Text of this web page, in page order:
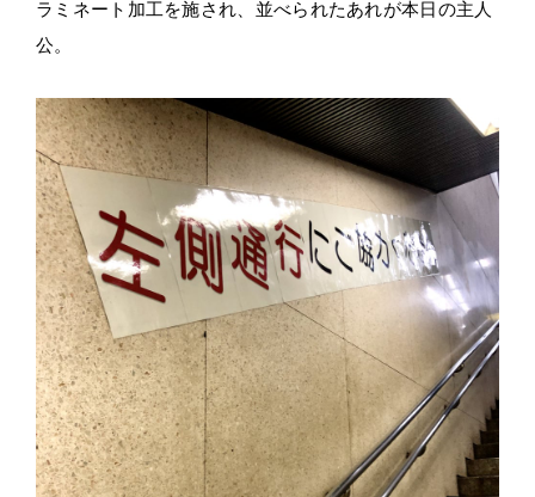
ラミネート加工を施され、並べられたあれが本日の主人
公。